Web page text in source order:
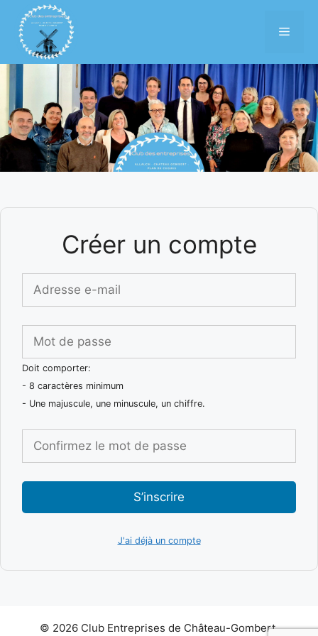
contenu
Menu
Créer un compte
Doit comporter:
- 8 caractères minimum
- Une majuscule, une minuscule, un chiffre.
S’inscrire
J'ai déjà un compte
© 2026 Club Entreprises de Château-Gombert,